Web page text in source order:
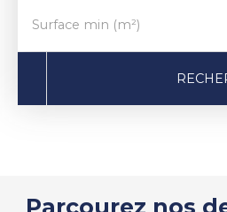
Surface min (m²)